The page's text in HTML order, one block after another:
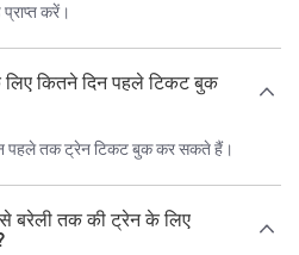
करें।
कितने दिन पहले टिकट बुक
पहले तक ट्रेन टिकट बुक कर सकते हैं।
बरेली तक की ट्रेन के लिए